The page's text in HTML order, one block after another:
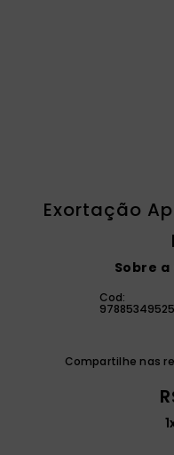
Exortação
Sobre
Cod:
1